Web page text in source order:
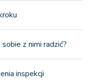
z nimi radzić?
inspekcji